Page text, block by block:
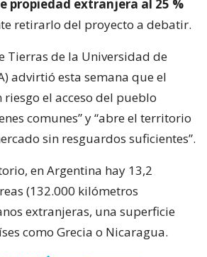
propiedad extranjera al 25 %
retirarlo del proyecto a debatir.
Tierras de la Universidad de
advirtió esta semana que el
riesgo el acceso del pueblo
comunes” y “abre el territorio
sin resguardos suficientes”.
en Argentina hay 13,2
(132.000 kilómetros
extranjeras, una superficie
como Grecia o Nicaragua.